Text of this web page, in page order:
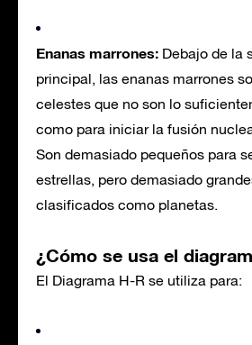
Enanas marrones: Debajo de la
principal, las enanas marrones
celestes que no son lo
como para iniciar la fusión
Son demasiado pequeños para
estrellas, pero demasiado
clasificados como planetas.
¿Cómo se usa el
El Diagrama H-R se utiliza para: